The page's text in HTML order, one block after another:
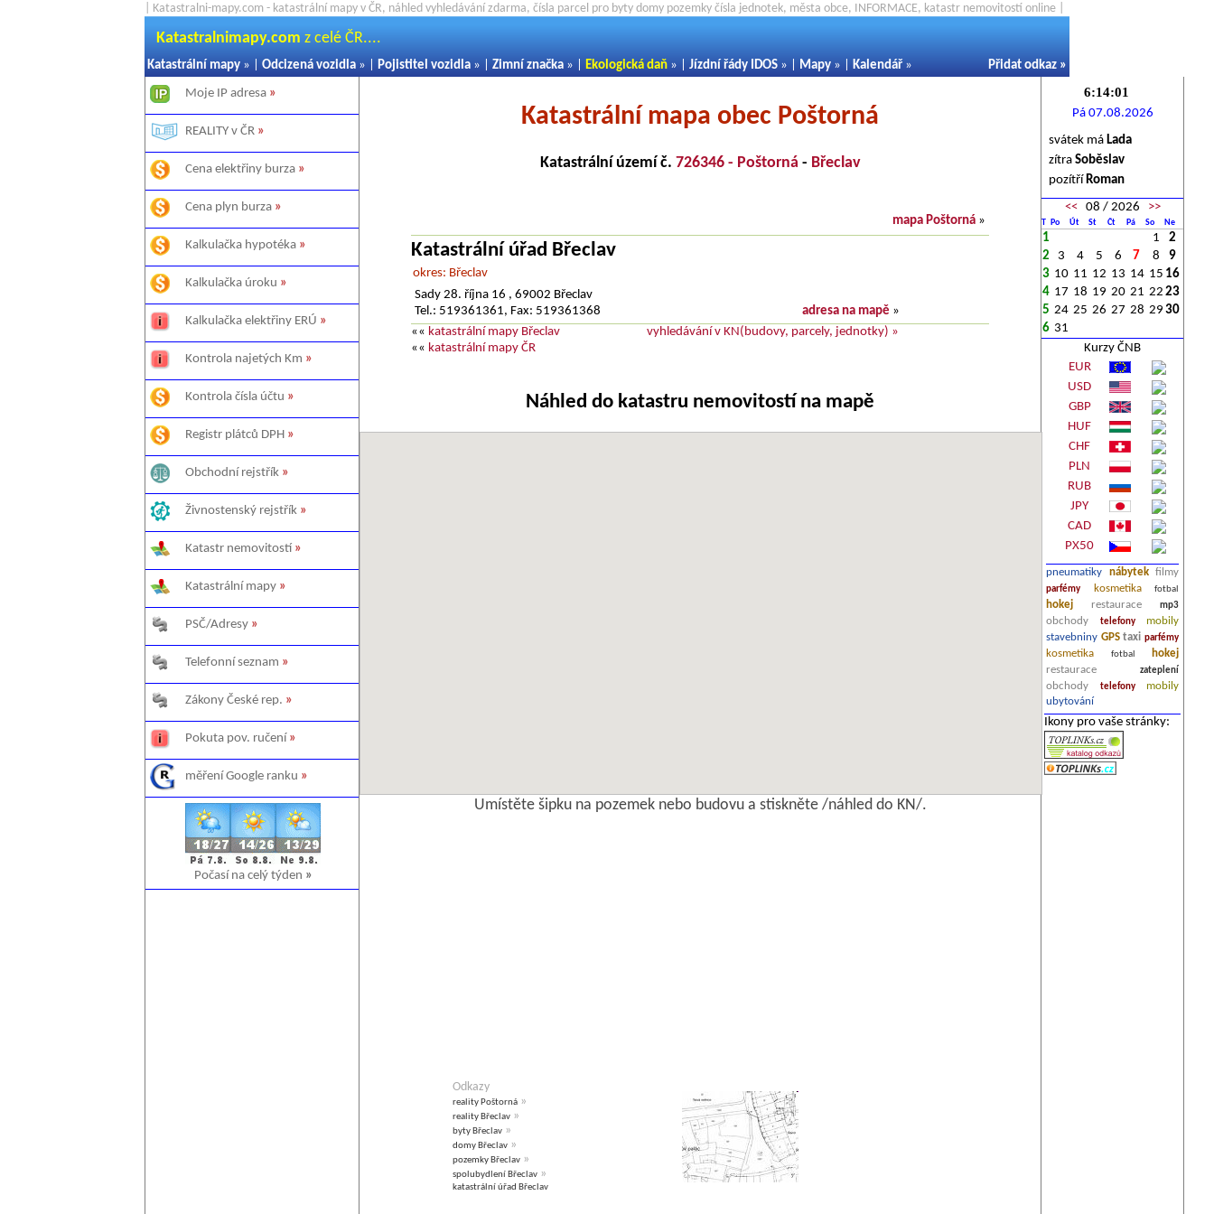
| Katastralni-mapy.com - katastrální mapy v ČR, náhled vyhledávání zdarma, čísla parcel pro byty domy pozemky čísla jednotek, města obce, INFORMACE, katastr nemovitostí online |
Katastralnimapy.com z celé ČR....
Katastrální mapy » | Odcizená vozidla » | Pojistitel vozidla » | Zimní značka » | Ekologická daň » | Jízdní řády IDOS » | Mapy » | Kalendář » Přidat odkaz »
Moje IP adresa »
REALITY v ČR »
Cena elektřiny burza »
Cena plyn burza »
Kalkulačka hypotéka »
Kalkulačka úroku »
Kalkulačka elektřiny ERÚ »
Kontrola najetých Km »
Kontrola čísla účtu »
Registr plátců DPH »
Obchodní rejstřík »
Živnostenský rejstřík »
Katastr nemovitostí »
Katastrální mapy »
PSČ/Adresy »
Telefonní seznam »
Zákony České rep. »
Pokuta pov. ručení »
měření Google ranku »
Počasí na celý týden »
Katastrální mapa obec Poštorná
Katastrální území č. 726346 - Poštorná - Břeclav
mapa Poštorná »
Katastrální úřad Břeclav
okres: Břeclav
Sady 28. října 16 , 69002 Břeclav
Tel.: 519361361, Fax: 519361368
adresa na mapě »
«« katastrální mapy Břeclav
«« katastrální mapy ČR
vyhledávání v KN(budovy, parcely, jednotky) »
Náhled do katastru nemovitostí na mapě
Umístěte šipku na pozemek nebo budovu a stiskněte /náhled do KN/.
Odkazy
reality Poštorná »
reality Břeclav »
byty Břeclav »
domy Břeclav »
pozemky Břeclav »
spolubydlení Břeclav »
katastrální úřad Břeclav
Pá 07.08.2026
svátek má Lada
zítra Soběslav
pozítří Roman
<<08 / 2026 >>
T Po Út St Čt Pá So Ne
1 1
2
2
3 4 5 6 7 8
9
3 10 11 12 13 14 15 16
4 17 18 19 20 21 22 23
5 24 25 26 27 28 29 30
6 31
Kurzy ČNB
EUR
USD
GBP
HUF
CHF
PLN
RUB
JPY
CAD
PX50
pneumatiky nábytek filmy
parfémy kosmetika fotbal
hokej restaurace mp3
obchody telefony
mobily
stavebniny GPS taxi parfémy
kosmetika fotbal
hokej
restaurace
zateplení
obchody telefony
mobily
ubytování
Ikony pro vaše stránky: